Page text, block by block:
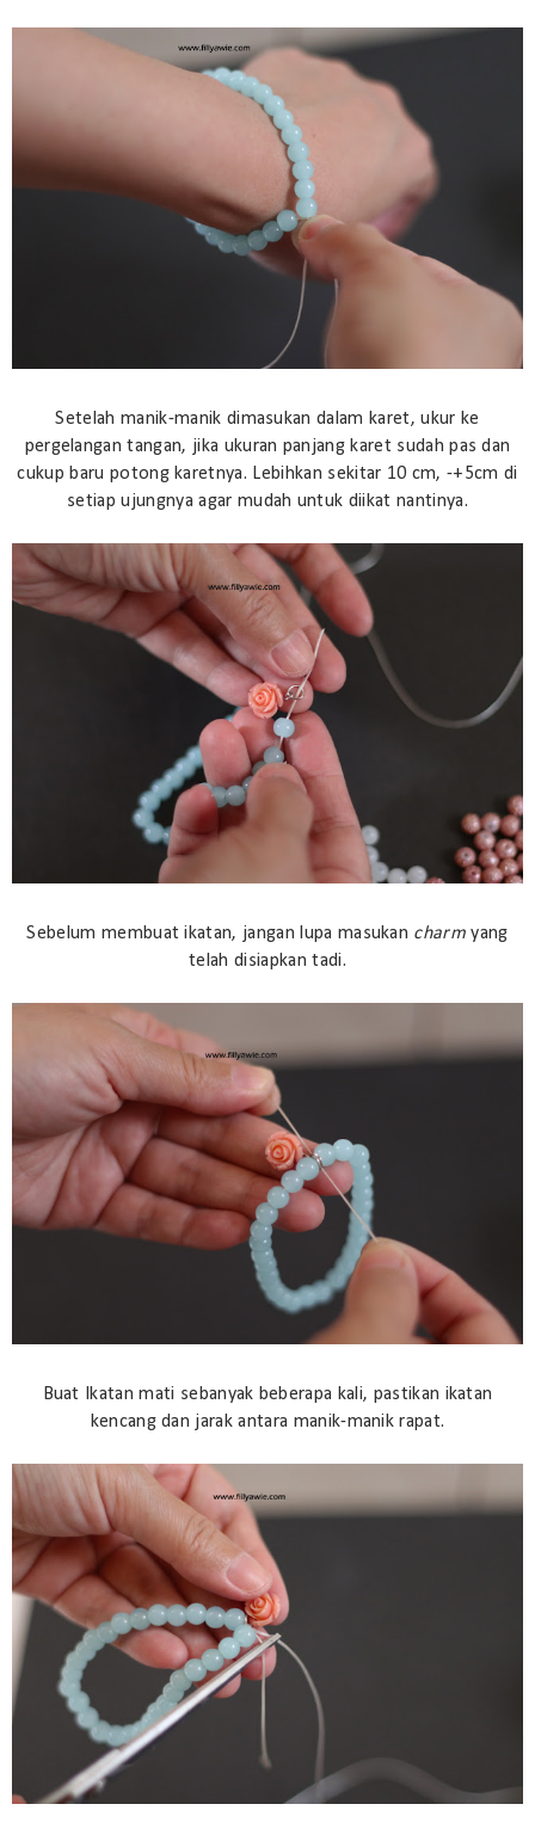
Setelah manik-manik dimasukan dalam karet, ukur ke
pergelangan tangan, jika ukuran panjang karet sudah pas dan
cukup baru potong karetnya. Lebihkan sekitar 10 cm, -+5cm di
setiap ujungnya agar mudah untuk diikat nantinya.
Sebelum membuat ikatan, jangan lupa masukan charm yang
telah disiapkan tadi.
Buat Ikatan mati sebanyak beberapa kali, pastikan ikatan
kencang dan jarak antara manik-manik rapat.